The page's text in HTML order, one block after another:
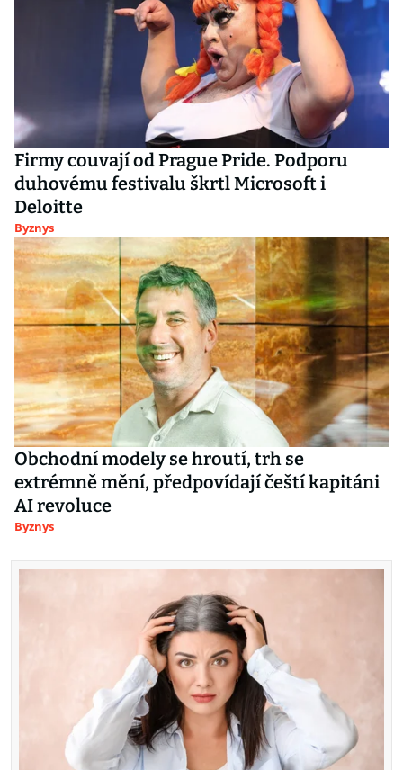
Firmy couvají od Prague Pride. Podporu
duhovému festivalu škrtl Microsoft i
Deloitte
Byznys
Obchodní modely se hroutí, trh se
extrémně mění, předpovídají čeští kapitáni
AI revoluce
Byznys